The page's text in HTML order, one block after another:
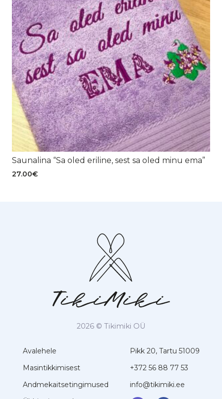
Saunalina “Sa oled eriline, sest sa oled minu ema”
27.00€
2026 © Tikimiki OÜ
Avalehele
Masintikkimisest
Andmekaitsetingimused
Pikk 20, Tartu 51009
+372 56 88 77 53
info@tikimiki.ee